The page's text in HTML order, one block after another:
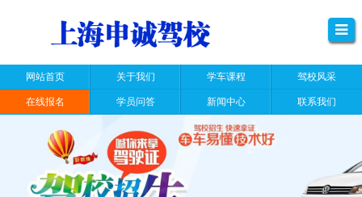
网站首页 关于我们 学车课程 驾校风采
在线报名 学员问答 新闻中心 联系我们